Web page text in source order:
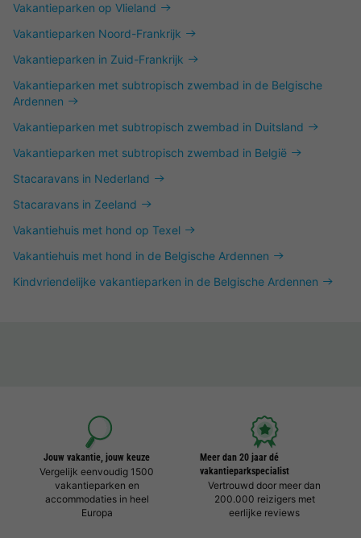
Vakantieparken op Vlieland
Vakantieparken Noord-Frankrijk
Vakantieparken in Zuid-Frankrijk
Vakantieparken met subtropisch zwembad in de Belgische
Ardennen
Vakantieparken met subtropisch zwembad in Duitsland
Vakantieparken met subtropisch zwembad in België
Stacaravans in Nederland
Stacaravans in Zeeland
Vakantiehuis met hond op Texel
Vakantiehuis met hond in de Belgische Ardennen
Kindvriendelijke vakantieparken in de Belgische Ardennen
Jouw vakantie, jouw keuze
Vergelijk eenvoudig 1500
vakantieparken en
accommodaties in heel
Europa
Meer dan 20 jaar dé
vakantieparkspecialist
Vertrouwd door meer dan
200.000 reizigers met
eerlijke reviews